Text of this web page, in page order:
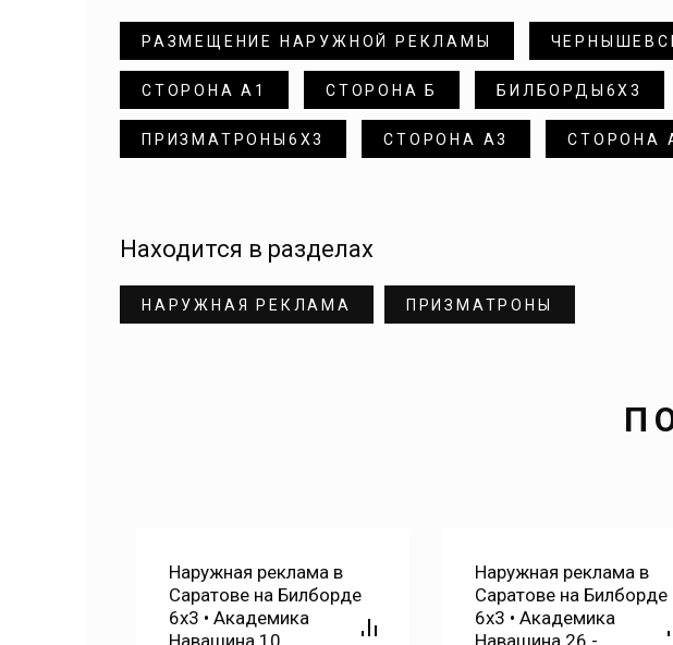
РАЗМЕЩЕНИЕ НАРУЖНОЙ РЕКЛАМЫ
СТОРОНА А1 СТОРОНА Б БИЛБОРДЫ6Х3
ПРИЗМАТРОНЫ6Х3 СТОРОНА А3 СТОРОНА
Находится в разделах
НАРУЖНАЯ РЕКЛАМА ПРИЗМАТРОНЫ
Наружная реклама в
Саратове на Билборде
6х3 • Академика
Навашина 26 -
Наружная реклама в
Саратове на Билборде
6х3 • Техническая -